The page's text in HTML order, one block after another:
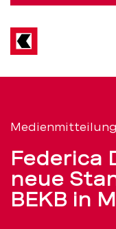
wird
neue
Direkt
Inhalt
Medienmitteilung
Federica
neue
BEKB in